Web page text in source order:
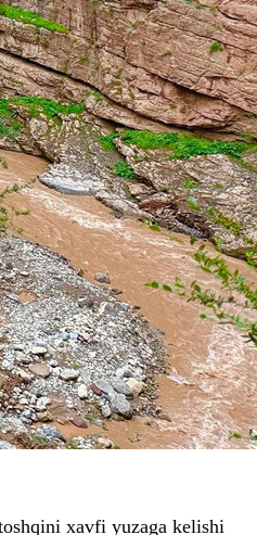
xavfi yuzaga kelishi